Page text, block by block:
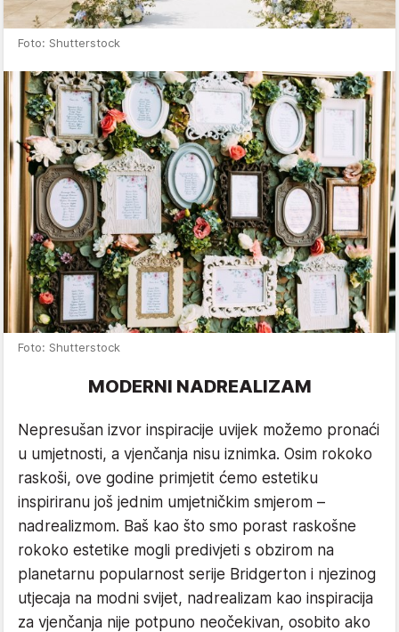
Foto: Shutterstock
Foto: Shutterstock
MODERNI NADREALIZAM
Nepresušan izvor inspiracije uvijek možemo pronaći
u umjetnosti, a vjenčanja nisu iznimka. Osim rokoko
raskoši, ove godine primjetit ćemo estetiku
inspiriranu još jednim umjetničkim smjerom –
nadrealizmom. Baš kao što smo porast raskošne
rokoko estetike mogli predivjeti s obzirom na
planetarnu popularnost serije Bridgerton i njezinog
utjecaja na modni svijet, nadrealizam kao inspiracija
za vjenčanja nije potpuno neočekivan, osobito ako